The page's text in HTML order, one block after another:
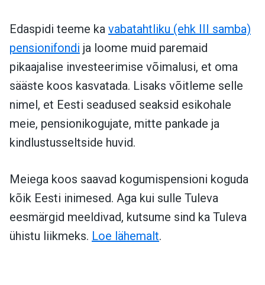
Edaspidi teeme ka vabatahtliku (ehk III samba)
pensionifondi ja loome muid paremaid
pikaajalise investeerimise võimalusi, et oma
sääste koos kasvatada. Lisaks võitleme selle
nimel, et Eesti seadused seaksid esikohale
meie, pensionikogujate, mitte pankade ja
kindlustusseltside huvid.
Meiega koos saavad kogumispensioni koguda
kõik Eesti inimesed. Aga kui sulle Tuleva
eesmärgid meeldivad, kutsume sind ka Tuleva
ühistu liikmeks. Loe lähemalt.